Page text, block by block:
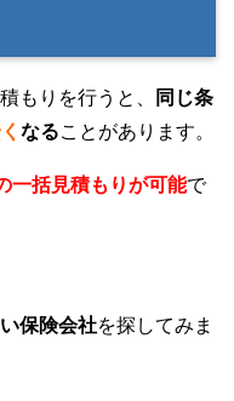
もりを行うと、
同じ条
なることがあります。
一括見積もりが可能で
保険会社を探してみま